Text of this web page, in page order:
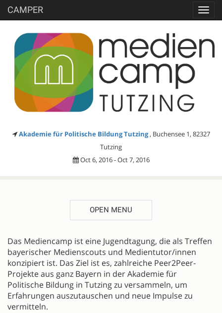
CAMPER
Akademie für Politische Bildung Tutzing , Buchensee 1, 82327
Tutzing
Oct 6, 2016 - Oct 7, 2016
OPEN MENU
DESCRIPTION
Das Mediencamp ist eine Jugendtagung, die als Treffen
bayerischer Medienscouts und Medientutor/innen
konzipiert ist. Das Ziel ist es, zahlreiche Peer2Peer-
Projekte aus ganz Bayern in der Akademie für
Politische Bildung in Tutzing zu versammeln, um
Erfahrungen auszutauschen und neue Impulse zu
vermitteln.